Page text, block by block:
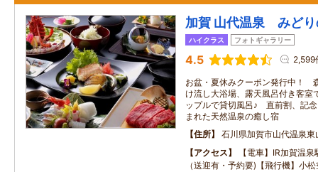
加賀 山代温泉 みどり
ハイクラス フォトギャラリー
4.5 2,599
お盆・夏休みクーポン発行中！
け流し大浴場、露天風呂付き客
ップルで貸切風呂♪ 直前割、記
まれた天然温泉の癒し宿
住所
石川県加賀市山代温泉
アクセス
【電車】IR加賀温
（送迎有・予約要)【飛行機】小